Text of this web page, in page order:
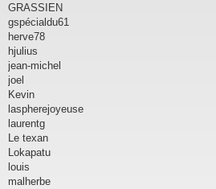
GRASSIEN
gspécialdu61
herve78
hjulius
jean-michel
joel
Kevin
laspherejoyeuse
laurentg
Le texan
Lokapatu
louis
malherbe